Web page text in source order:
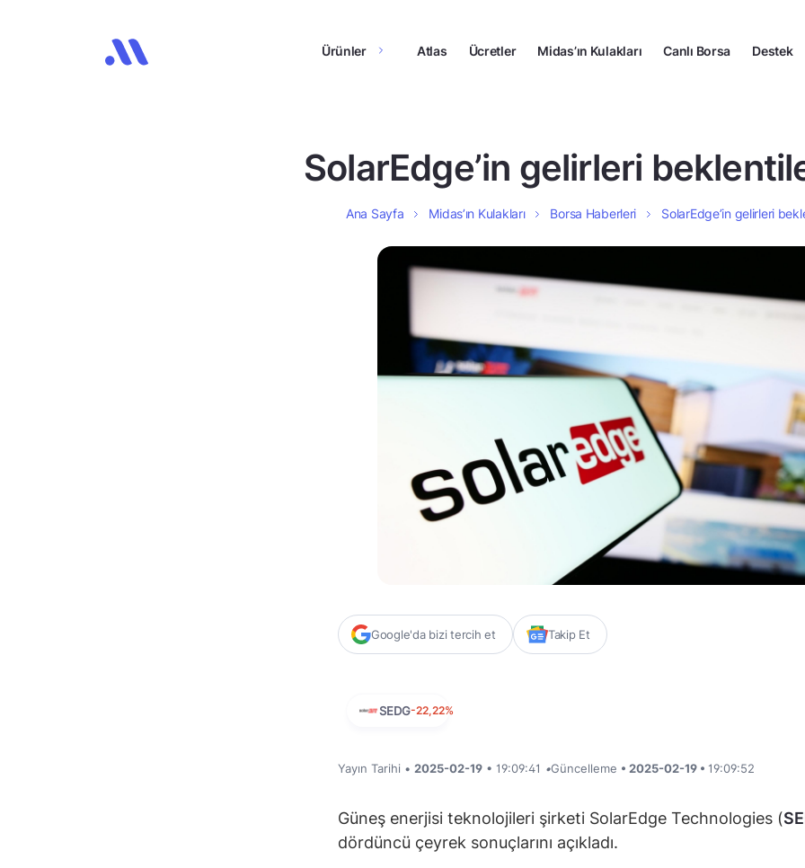
Ürünler Atlas Ücretler Midas’ın Kulakları Canlı Borsa Destek
SolarEdge’in gelirleri
Ana Sayfa Midas’ın Kulakları Borsa Haberleri SolarEdge’in gelirleri
Google'da bizi tercih et Takip Et
SEDG-22,22%
Yayın Tarihi • 2025-02-19 • 19:09:41 •Güncelleme • 2025-02-19 • 19:09:52
Güneş enerjisi teknolojileri şirketi SolarEdge Technologies (
dördüncü çeyrek sonuçlarını açıkladı.